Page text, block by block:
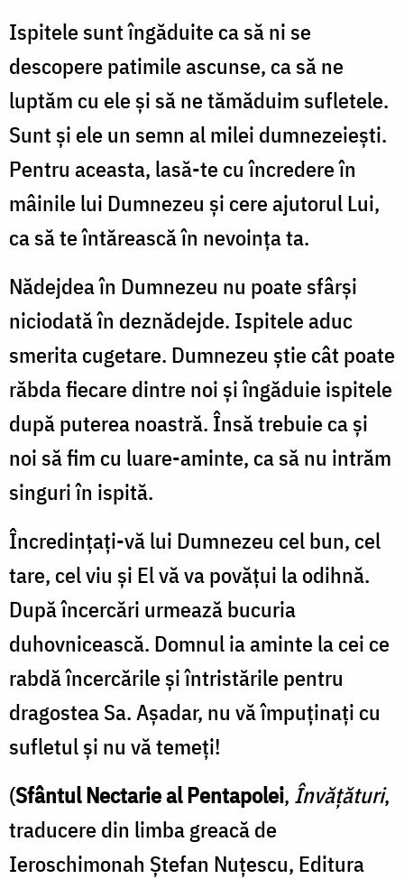
Ispitele sunt îngăduite ca să ni se
descopere patimile ascunse, ca să ne
luptăm cu ele şi să ne tămăduim sufletele.
Sunt şi ele un semn al milei dumnezeieşti.
Pentru aceasta, lasă-te cu încredere în
mâinile lui Dumnezeu şi cere ajutorul Lui,
ca să te întărească în nevoinţa ta.
Nădejdea în Dumnezeu nu poate sfârşi
niciodată în deznădejde. Ispitele aduc
smerita cugetare. Dumnezeu ştie cât poate
răbda fiecare dintre noi şi îngăduie ispitele
după puterea noastră. Însă trebuie ca şi
noi să fim cu luare-aminte, ca să nu intrăm
singuri în ispită.
Încredinţaţi-vă lui Dumnezeu cel bun, cel
tare, cel viu şi El vă va povăţui la odihnă.
După încercări urmeazăbucuria
duhovnicească. Domnul ia aminte la cei ce
rabdă încercările şi întristările pentru
dragostea Sa. Aşadar, nu vă împuţinaţi cu
sufletul şi nu vă temeţi!
(Sfântul Nectarie al Pentapolei, Învăţături,
traducere din limba greacă de
Ieroschimonah Ştefan Nuţescu, Editura